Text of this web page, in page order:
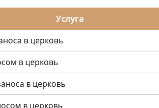
Услуга
в церковь
в церковь
в церковь
в церковь